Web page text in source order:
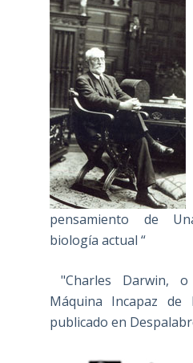
pensamiento de
biología actual “
"Charles Darwin,
Máquina Incapaz de
publicado en